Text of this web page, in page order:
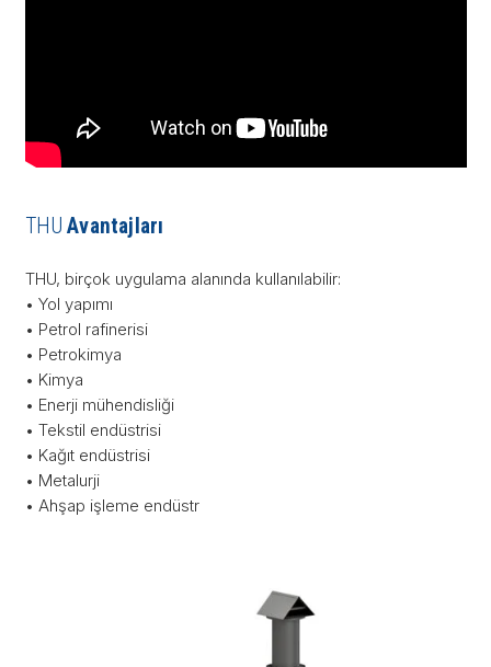
THUAvantajları
THU, birçok uygulama alanında kullanılabilir:
• Yol yapımı
• Petrol rafinerisi
• Petrokimya
• Kimya
• Enerji mühendisliği
• Tekstil endüstrisi
• Kağıt endüstrisi
• Metalurji
• Ahşap işleme endüstr